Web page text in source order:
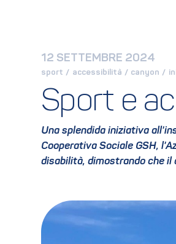
12 SETTEMBRE 2024
sport / accessibilità / canyon /
Sport e
Una splendida iniziativa
Cooperativa Sociale GSH,
disabilità, dimostrando che